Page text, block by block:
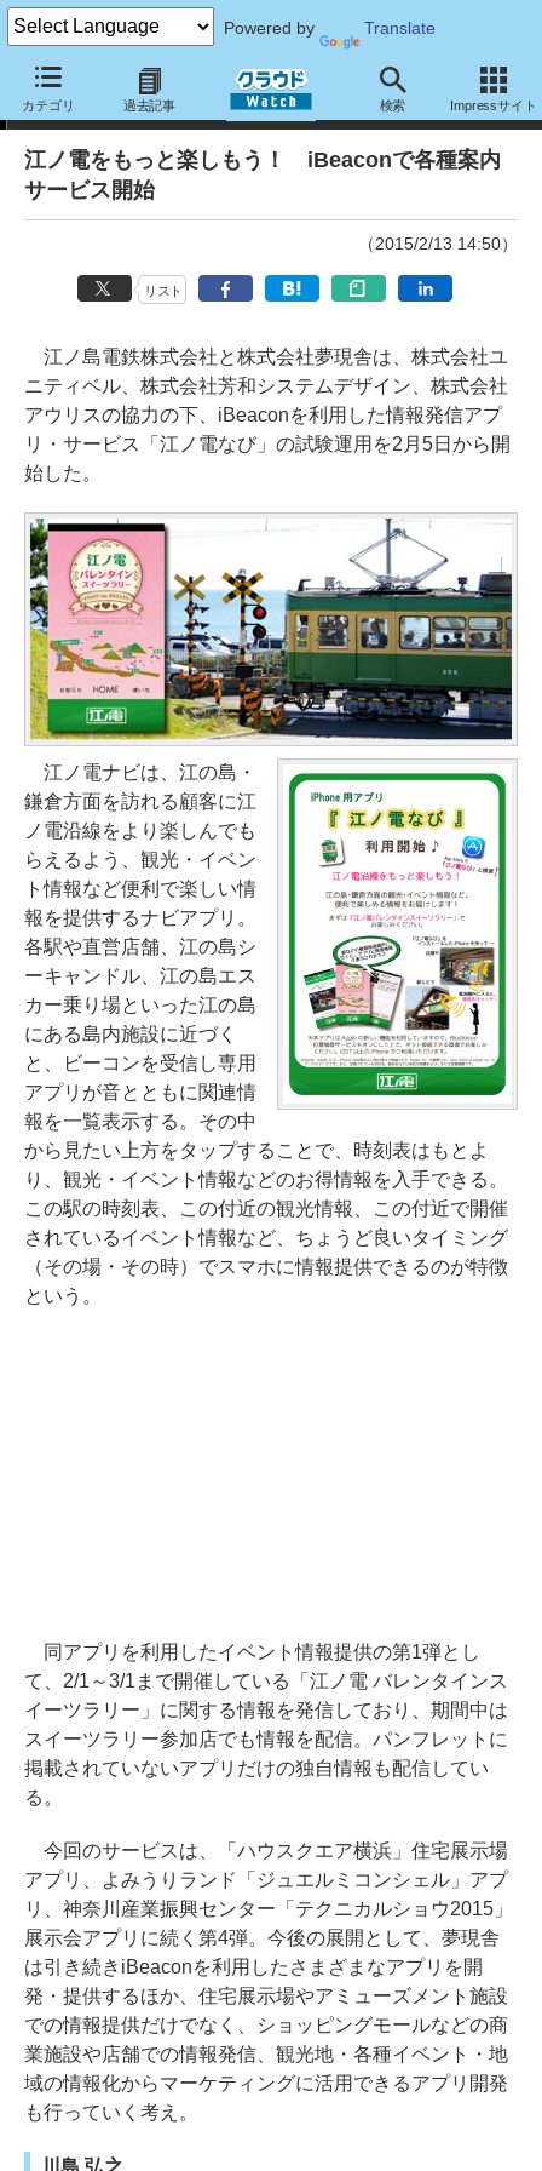
Powered by Translate
カテゴリ 過去記事 検索 Impressサイト
ニュース
江ノ電をもっと楽しもう！ iBeaconで各種案内
サービス開始
（2015/2/13 14:50）
リスト
江ノ島電鉄株式会社と株式会社夢現舎は、株式会社ユ
ニティベル、株式会社芳和システムデザイン、株式会社
アウリスの協力の下、iBeaconを利用した情報発信アプ
リ・サービス「江ノ電なび」の試験運用を2月5日から開
始した。
江ノ電ナビは、江の島・
鎌倉方面を訪れる顧客に江
ノ電沿線をより楽しんでも
らえるよう、観光・イベン
ト情報など便利で楽しい情
報を提供するナビアプリ。
各駅や直営店舗、江の島シ
ーキャンドル、江の島エス
カー乗り場といった江の島
にある島内施設に近づく
と、ビーコンを受信し専用
アプリが音とともに関連情
報を一覧表示する。その中
から見たい上方をタップすることで、時刻表はもとよ
り、観光・イベント情報などのお得情報を入手できる。
この駅の時刻表、この付近の観光情報、この付近で開催
されているイベント情報など、ちょうど良いタイミング
（その場・その時）でスマホに情報提供できるのが特徴
という。
同アプリを利用したイベント情報提供の第1弾とし
て、2/1～3/1まで開催している「江ノ電 バレンタインス
イーツラリー」に関する情報を発信しており、期間中は
スイーツラリー参加店でも情報を配信。パンフレットに
掲載されていないアプリだけの独自情報も配信してい
る。
今回のサービスは、「ハウスクエア横浜」住宅展示場
アプリ、よみうりランド「ジュエルミコンシェル」アプ
リ、神奈川産業振興センター「テクニカルショウ2015」
展示会アプリに続く第4弾。今後の展開として、夢現舎
は引き続きiBeaconを利用したさまざまなアプリを開
発・提供するほか、住宅展示場やアミューズメント施設
での情報提供だけでなく、ショッピングモールなどの商
業施設や店舗での情報発信、観光地・各種イベント・地
域の情報化からマーケティングに活用できるアプリ開発
も行っていく考え。